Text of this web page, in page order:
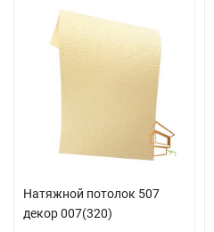
Натяжной потолок 507
декор 007(320)